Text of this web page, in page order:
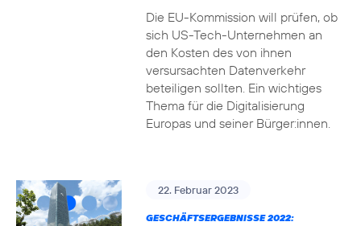
Die EU-Kommission will prüfen, ob
sich US-Tech-Unternehmen an
den Kosten des von ihnen
versursachten Datenverkehr
beteiligen sollten. Ein wichtiges
Thema für die Digitalisierung
Europas und seiner Bürger:innen.
22. Februar 2023
GESCHÄFTSERGEBNISSE 2022: